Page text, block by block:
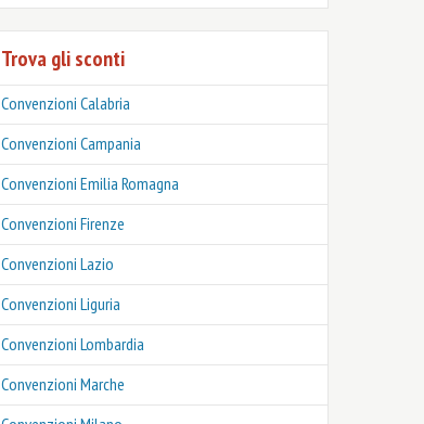
Trova gli sconti
Convenzioni Calabria
Convenzioni Campania
Convenzioni Emilia Romagna
Convenzioni Firenze
Convenzioni Lazio
Convenzioni Liguria
Convenzioni Lombardia
Convenzioni Marche